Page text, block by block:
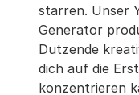
starren. Unser
Generator
Dutzende
dich auf die
konzentrieren